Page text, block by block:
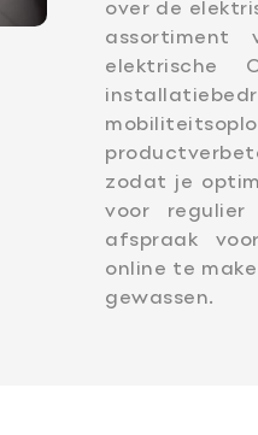
over de
assortiment
elektrische
zodat je
voor
afspraak
online te
gewassen.